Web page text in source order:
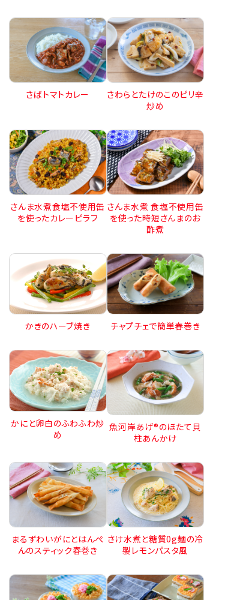
さばトマトカレー
さわらとたけのこのピリ辛
炒め
さんま水煮食塩不使用缶
を使ったカレーピラフ
さんま水煮 食塩不使用缶
を使った時短さんまのお
酢煮
かきのハーブ焼き チャプチェで簡単春巻き
かにと卵白のふわふわ炒
め
魚河岸あげ®のほたて貝
柱あんかけ
まるずわいがにとはんぺ
んのスティック春巻き
さけ水煮と糖質0g麺の冷
製レモンパスタ風